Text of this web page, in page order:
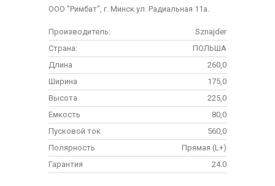
ООО "Римбат", г. Минск ул. Радиальная 11а.
Производитель:
Sznajder
Страна:
ПОЛЬША
Длина
260,0
Ширина
175,0
Высота
225,0
Емкость
80,0
Пусковой ток
560,0
Полярность
Прямая (L+)
Гарантия
24.0